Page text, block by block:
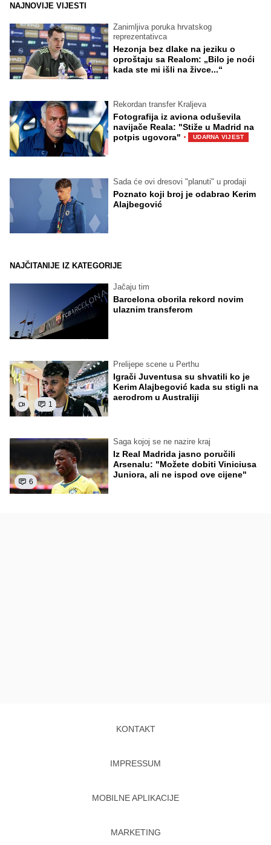
NAJNOVIJE VIJESTI
Zanimljiva poruka hrvatskog
reprezentativca
Hezonja bez dlake na jeziku o
oproštaju sa Realom: „Bilo je noći
kada ste mi išli na živce...“
Rekordan transfer Kraljeva
Fotografija iz aviona oduševila
navijače Reala: "Stiže u Madrid na
potpis ugovora" · UDARNA VIJEST
Sada će ovi dresovi "planuti" u prodaji
Poznato koji broj je odabrao Kerim
Alajbegović
NAJČITANIJE IZ KATEGORIJE
Jačaju tim
Barcelona oborila rekord novim
ulaznim transferom
1
Prelijepe scene u Perthu
Igrači Juventusa su shvatili ko je
Kerim Alajbegović kada su stigli na
aerodrom u Australiji
6
Saga kojoj se ne nazire kraj
Iz Real Madrida jasno poručili
Arsenalu: "Možete dobiti Viniciusa
Juniora, ali ne ispod ove cijene"
KONTAKT
IMPRESSUM
MOBILNE APLIKACIJE
MARKETING